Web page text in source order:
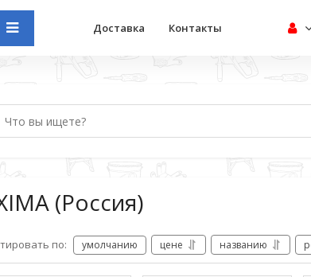
Доставка Контакты
(Россия)
по: умолчанию цене названию